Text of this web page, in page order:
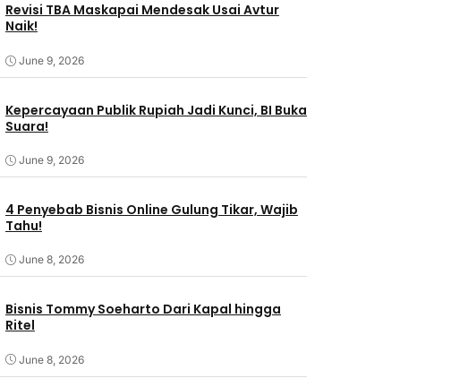
Revisi TBA Maskapai Mendesak Usai Avtur
Naik!
June 9, 2026
Kepercayaan Publik Rupiah Jadi Kunci, BI Buka
Suara!
June 9, 2026
4 Penyebab Bisnis Online Gulung Tikar, Wajib
Tahu!
June 8, 2026
Bisnis Tommy Soeharto Dari Kapal hingga
Ritel
June 8, 2026